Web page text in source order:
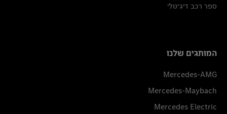
ספר רכב דיגיטלי
המותגים שלנו
Mercedes-AMG
Mercedes-Maybach
Mercedes Electric